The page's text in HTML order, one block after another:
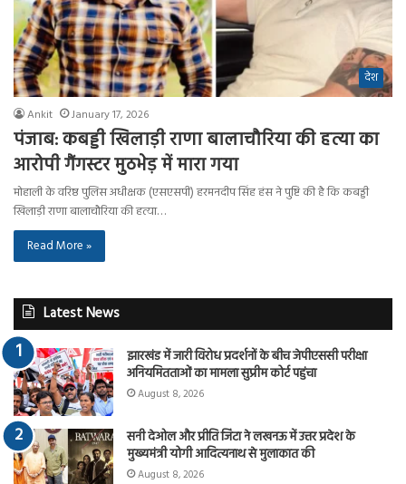
देश
Ankit January 17, 2026
पंजाब: कबड्डी खिलाड़ी राणा बालाचौरिया की हत्या का
आरोपी गैंगस्टर मुठभेड़ में मारा गया
मोहाली के वरिष्ठ पुलिस अधीक्षक (एसएसपी) हरमनदीप सिंह हंस ने पुष्टि की है कि कबड्डी
खिलाड़ी राणा बालाचौरिया की हत्या…
Read More »
Latest News
झारखंड में जारी विरोध प्रदर्शनों के बीच जेपीएससी परीक्षा
अनियमितताओं का मामला सुप्रीम कोर्ट पहुंचा
August 8, 2026
सनी देओल और प्रीति जिंटा ने लखनऊ में उत्तर प्रदेश के
मुख्यमंत्री योगी आदित्यनाथ से मुलाकात की
August 8, 2026